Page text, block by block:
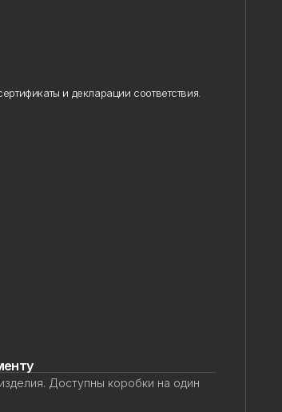
и декларации соответствия.
Доступны коробки на один